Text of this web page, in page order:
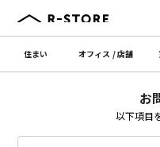
住まい オフィス /店舗
お
以下項目